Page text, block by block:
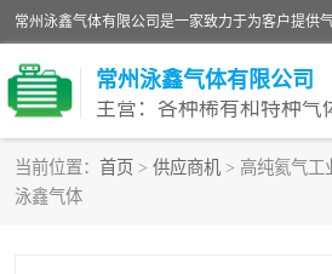
常州泳鑫气体有限公司
主营：各种稀有和特种气
当前位置： 首页 > 供应商机 > 高纯氦气工
泳鑫气体
高纯氦气